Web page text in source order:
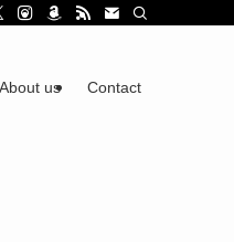
About us Contact